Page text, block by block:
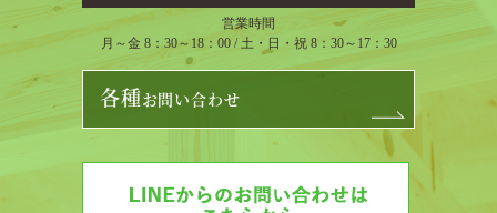
営業時間
月～金 8：30～18：00 / 土・日・祝 8：30～17：30
各種お問い合わせ